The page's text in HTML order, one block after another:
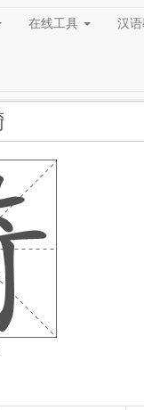
在线工具 汉